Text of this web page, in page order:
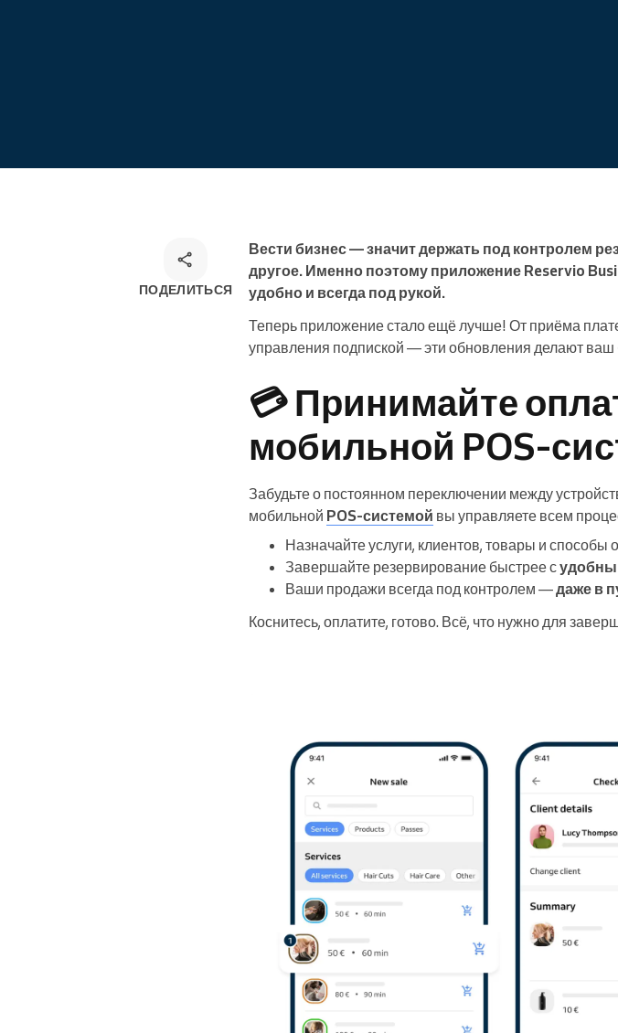
ПОДЕЛИТЬСЯ
Вести бизнес — значит держать под контролем
другое. Именно поэтому приложение Reservio
удобно и всегда под рукой.
Теперь приложение стало ещё лучше! От приёма
управления подпиской — эти обновления делают
💳 Принимайте
мобильной POS-
Забудьте о постоянном переключении между
мобильной POS-системой вы управляете всем
Назначайте услуги, клиентов, товары и способы
Завершайте резервирование быстрее с
Ваши продажи всегда под контролем —даже в
Коснитесь, оплатите, готово. Всё, что нужно для